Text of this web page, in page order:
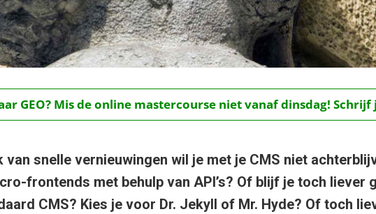
GEO? Mis de online mastercourse niet vanaf dinsdag! Schrijf
van snelle vernieuwingen wil je met je CMS niet
frontends met behulp van API’s? Of blijf je toch liever
CMS? Kies je voor Dr. Jekyll of Mr. Hyde? Of toch